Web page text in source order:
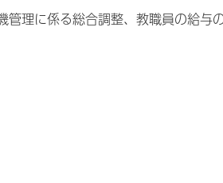
管理に係る総合調整、教職員の給